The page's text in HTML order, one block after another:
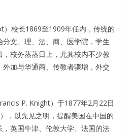
）校长1869至1909年任内，传统的
文、理、法、商、医学院，学生
校务蒸蒸日上，尤其校内不少教
加与华通商、传教者骤增，外交
P. Knight）于1877年2月22日
，以先见之明，提醒美国在中国的
英国牛津、伦敦大学、法国的法